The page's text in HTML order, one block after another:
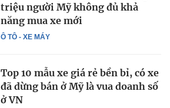
Ô TÔ - XE MÁY
triệu người Mỹ không đủ khả
năng mua xe mới
Top 10 mẫu xe giá rẻ bền bỉ, có xe
đã dừng bán ở Mỹ là vua doanh số
ở VN